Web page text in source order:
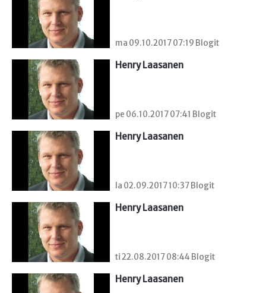
ma 09.10.2017 07:19 Blogit
Henry Laasanen
pe 06.10.2017 07:41 Blogit
Henry Laasanen
la 02.09.2017 10:37 Blogit
Henry Laasanen
ti 22.08.2017 08:44 Blogit
Henry Laasanen